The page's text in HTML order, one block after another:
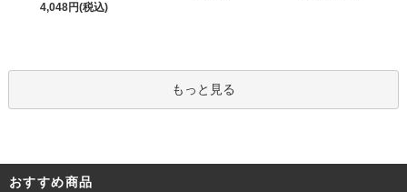
4,048円(税込)
もっと見る
おすすめ商品